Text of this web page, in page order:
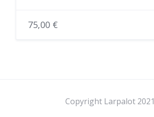
75,00 €
Copyright Larpalot 2021